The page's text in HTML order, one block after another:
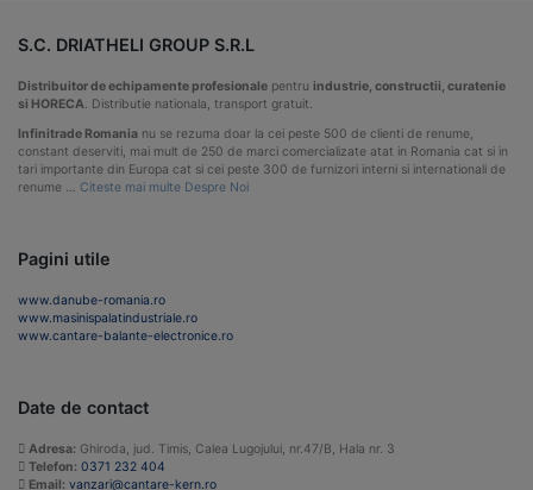
S.C. DRIATHELI GROUP S.R.L
Distribuitor de echipamente profesionale pentru industrie, constructii, curatenie
si HORECA. Distributie nationala, transport gratuit.
Infinitrade Romania nu se rezuma doar la cei peste 500 de clienti de renume,
constant deserviti, mai mult de 250 de marci comercializate atat in Romania cat si in
tari importante din Europa cat si cei peste 300 de furnizori interni si internationali de
renume … Citeste mai multe Despre Noi
Pagini utile
www.danube-romania.ro
www.masinispalatindustriale.ro
www.cantare-balante-electronice.ro
Date de contact
Adresa: Ghiroda, jud. Timis, Calea Lugojului, nr.47/B, Hala nr. 3
Telefon: 0371 232 404
Email: vanzari@cantare-kern.ro